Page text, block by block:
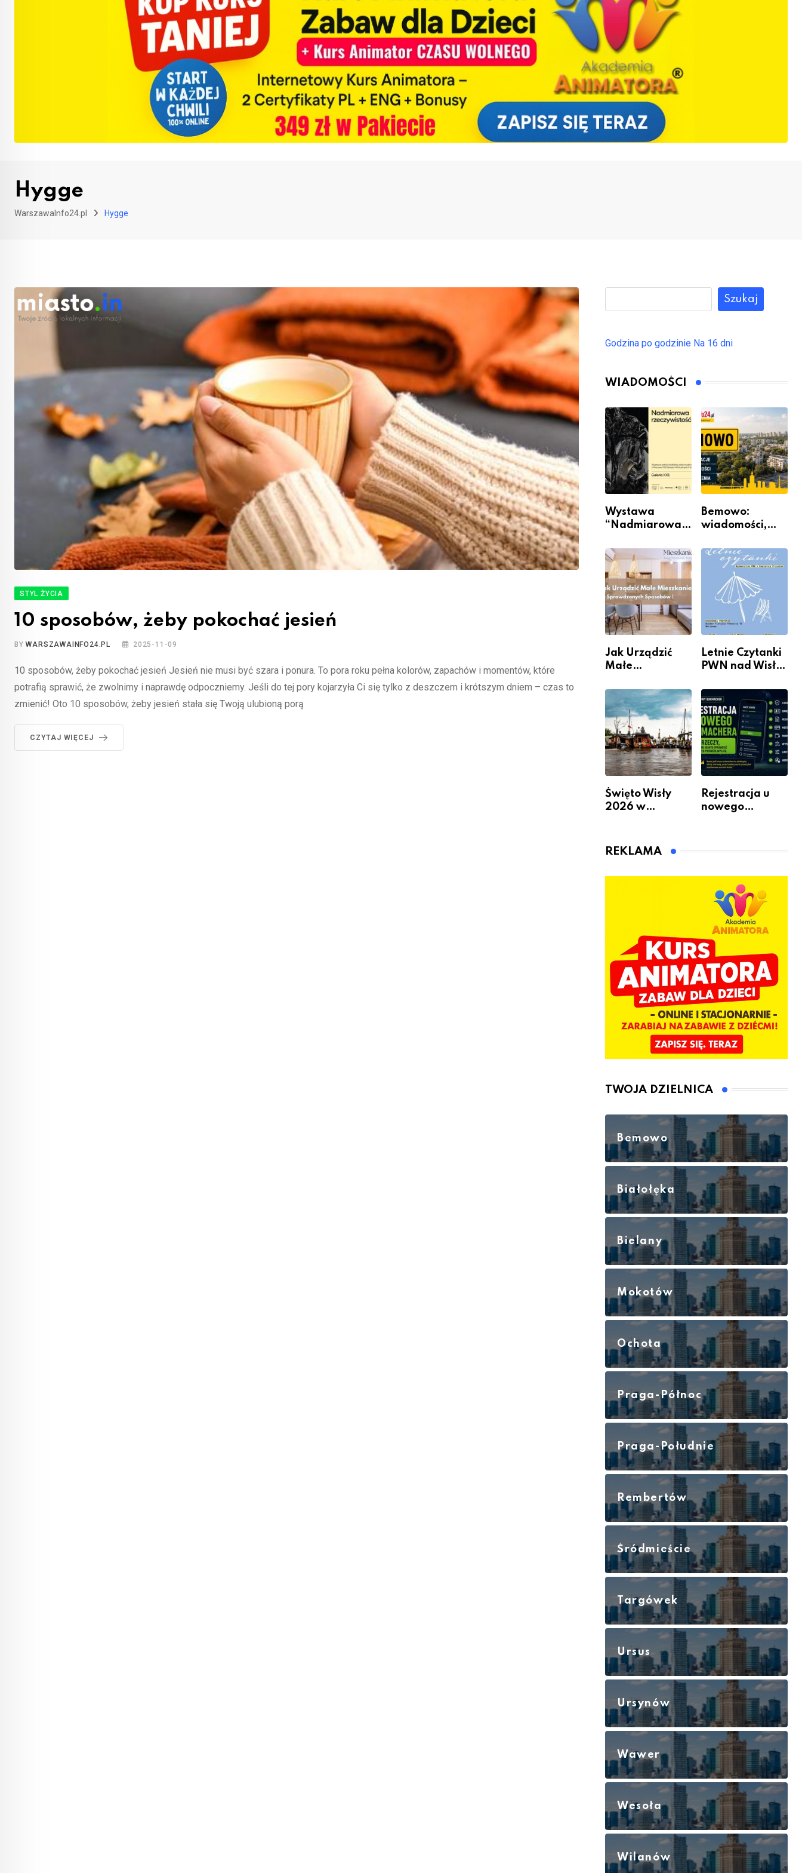
Hygge
WarszawaInfo24.pl Hygge
STYL ŻYCIA
10 sposobów, żeby pokochać jesień
BYWARSZAWAINFO24.PL 2025-11-09
10 sposobów, żeby pokochać jesień Jesień nie musi być szara i ponura. To pora roku pełna kolorów, zapachów i momentów, które
potrafią sprawić, że zwolnimy i naprawdę odpoczniemy. Jeśli do tej pory kojarzyła Ci się tylko z deszczem i krótszym dniem – czas to
zmienić! Oto 10 sposobów, żeby jesień stała się Twoją ulubioną porą
CZYTAJ WIĘCEJ
Szukaj
Godzina po godzinie Na 16 dni
WIADOMOŚCI
Wystawa
“Nadmiarowa
w Galerii XX1
Bemowo:
wiadomości,
wydarzenia z
dzielnicy
Jak Urządzić
Małe
Sposobów Na
Więcej
Przestrzeni Bez
Kosztownego
Remontu
Letnie Czytanki
PWN nad Wisłą.
książką, kawą i
chwilą dla
siebie
Święto Wisły
2026 w
się będzie działo
Rejestracja u
nowego
wpłatą
REKLAMA
TWOJA DZIELNICA
Bemowo
Białołęka
Bielany
Mokotów
Ochota
Praga-Północ
Praga-Południe
Rembertów
Śródmieście
Targówek
Ursus
Ursynów
Wawer
Wesoła
Wilanów